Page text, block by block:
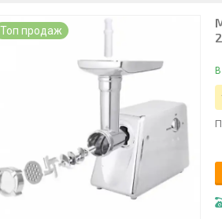
Топ продаж